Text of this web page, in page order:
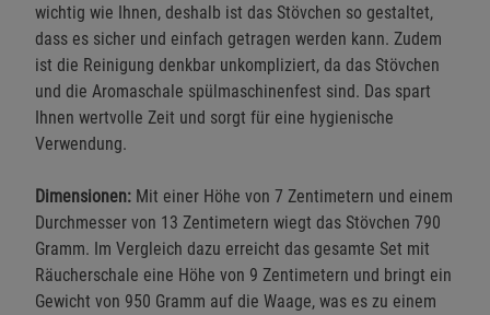
wichtig wie Ihnen, deshalb ist das Stövchen so gestaltet,
dass es sicher und einfach getragen werden kann. Zudem
ist die Reinigung denkbar unkompliziert, da das Stövchen
und die Aromaschale spülmaschinenfest sind. Das spart
Ihnen wertvolle Zeit und sorgt für eine hygienische
Verwendung.
Dimensionen: Mit einer Höhe von 7 Zentimetern und einem
Durchmesser von 13 Zentimetern wiegt das Stövchen 790
Gramm. Im Vergleich dazu erreicht das gesamte Set mit
Räucherschale eine Höhe von 9 Zentimetern und bringt ein
Gewicht von 950 Gramm auf die Waage, was es zu einem